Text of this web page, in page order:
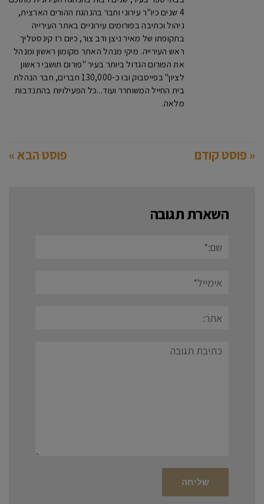
4 שנים כיו"ר עירוני וחבר בהנהגת ההורים הארצית,
ניהול וכתיבה בפורומים עירוניים באתר העירייה
בתקופתו של מאיר ניצן ודב צור, כיום רז קינסטליך
ראש העירייה. מיקי מנהל האתר מקומון ראשון ומנהל
את הפורום הגדול ביותר בעיר "פורום תושבי ראשון
לציון" בפייסבוק ובו כ-130,000 חברים, חבר הנהלת
בית החייל המשוחרר ועוד...כל הפעילויות בהתנדבות
מלאה.
« פוסט קודם פוסט הבא »
השארת תגובה
תגובה